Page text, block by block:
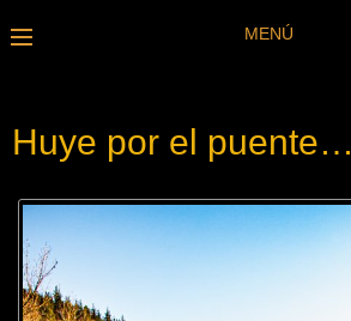
MENÚ
Huye por el puente…